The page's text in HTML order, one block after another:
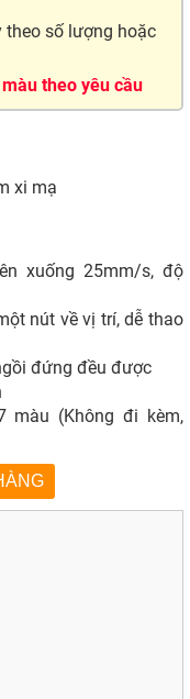
theo số lượng hoặc
theo yêu cầu
xi mạ
xuống 25mm/s, độ
nút về vị trí, dễ thao
đứng đều được
màu (Không đi kèm,